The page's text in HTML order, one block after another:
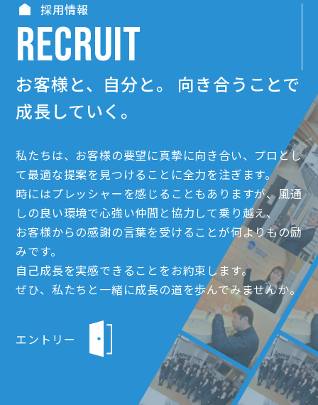
採用情報
RECRUIT
お客様と、自分と。
向き合うことで
成長していく。
私たちは、お客様の要望に真摯に向き合い、プロとし
て最適な提案を見つけることに全力を注ぎます。
時にはプレッシャーを感じることもありますが、風通
しの良い環境で心強い仲間と協力して乗り越え、
お客様からの感謝の言葉を受けることが何よりもの励
みです。
自己成長を実感できることをお約束します。
ぜひ、私たちと一緒に成長の道を歩んでみませんか。
エントリー